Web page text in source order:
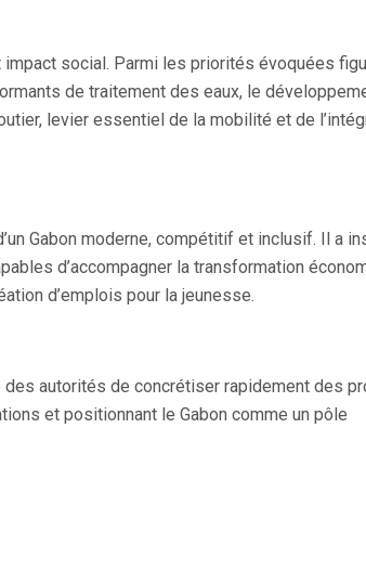
social. Parmi les priorités évoquées
de traitement des eaux, le
levier essentiel de la mobilité et de
Gabon moderne, compétitif et inclusif. Il a
d’accompagner la transformation
d’emplois pour la jeunesse.
autorités de concrétiser rapidement des
et positionnant le Gabon comme un pôle